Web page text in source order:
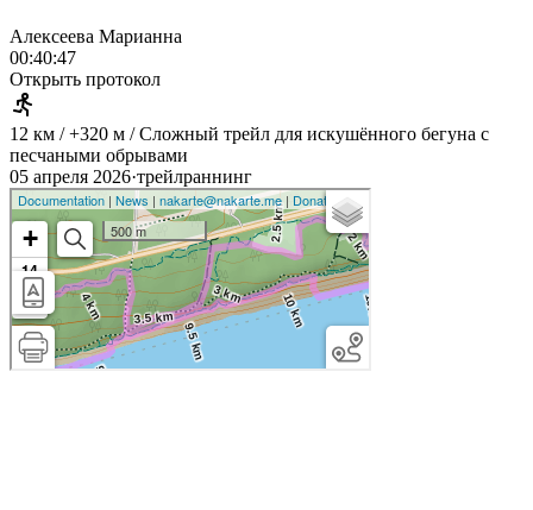
Алексеева Марианна
00:40:47
Открыть протокол
12 км / +320 м / Сложный трейл для искушённого бегуна с
песчаными обрывами
05 апреля 2026·трейлраннинг